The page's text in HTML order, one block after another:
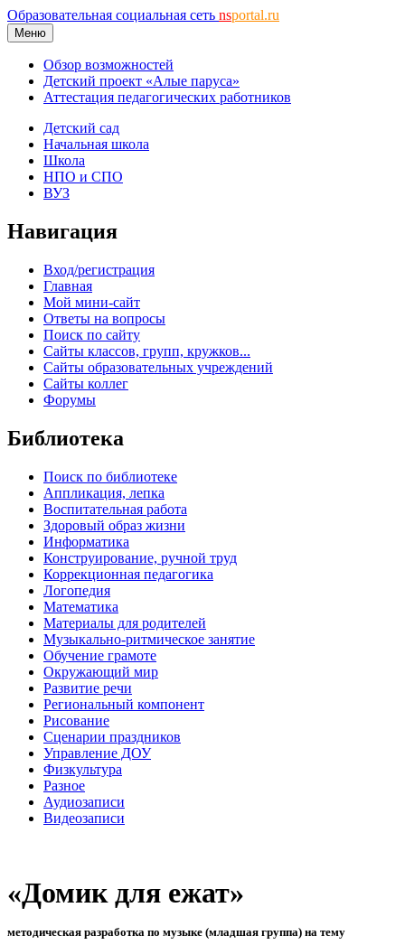
Образовательная социальная сеть nsportal.ru
Меню
Обзор возможностей
Детский проект «Алые паруса»
Аттестация педагогических работников
Детский сад
Начальная школа
Школа
НПО и СПО
ВУЗ
Навигация
Вход/регистрация
Главная
Мой мини-сайт
Ответы на вопросы
Поиск по сайту
Сайты классов, групп, кружков...
Сайты образовательных учреждений
Сайты коллег
Форумы
Библиотека
Поиск по библиотеке
Аппликация, лепка
Воспитательная работа
Здоровый образ жизни
Информатика
Конструирование, ручной труд
Коррекционная педагогика
Логопедия
Математика
Материалы для родителей
Музыкально-ритмическое занятие
Обучение грамоте
Окружающий мир
Развитие речи
Региональный компонент
Рисование
Сценарии праздников
Управление ДОУ
Физкультура
Разное
Аудиозаписи
Видеозаписи
«Домик для ежат»
методическая разработка по музыке (младшая группа) на тему